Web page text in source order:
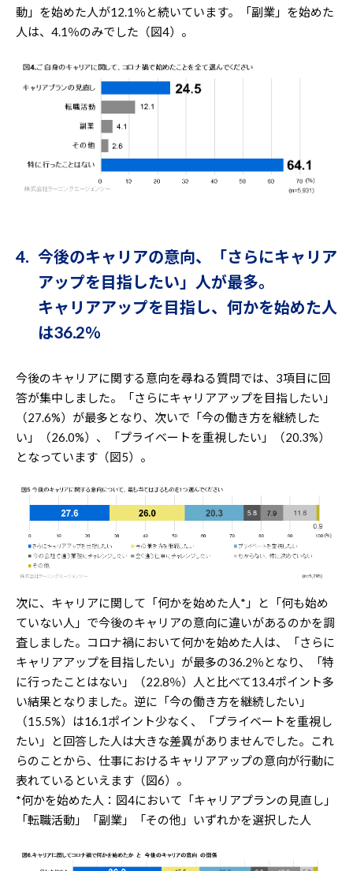
動」を始めた人が12.1％と続いています。「副業」を始めた
人は、4.1％のみでした（図4）。
4. 今後のキャリアの意向、「さらにキャリア
アップを目指したい」人が最多。
キャリアアップを目指し、何かを始めた人
は36.2％
今後のキャリアに関する意向を尋ねる質問では、3項目に回
答が集中しました。「さらにキャリアアップを目指したい」
（27.6%）が最多となり、次いで「今の働き方を継続した
い」（26.0%）、「プライベートを重視したい」（20.3%）
となっています（図5）。
次に、キャリアに関して「何かを始めた人*」と「何も始め
ていない人」で今後のキャリアの意向に違いがあるのかを調
査しました。コロナ禍において何かを始めた人は、「さらに
キャリアアップを目指したい」が最多の36.2％となり、「特
に行ったことはない」（22.8％）人と比べて13.4ポイント多
い結果となりました。逆に「今の働き方を継続したい」
（15.5%）は16.1ポイント少なく、「プライベートを重視し
たい」と回答した人は大きな差異がありませんでした。これ
らのことから、仕事におけるキャリアアップの意向が行動に
表れているといえます（図6）。
*何かを始めた人：図4において「キャリアプランの見直し」
「転職活動」「副業」「その他」いずれかを選択した人